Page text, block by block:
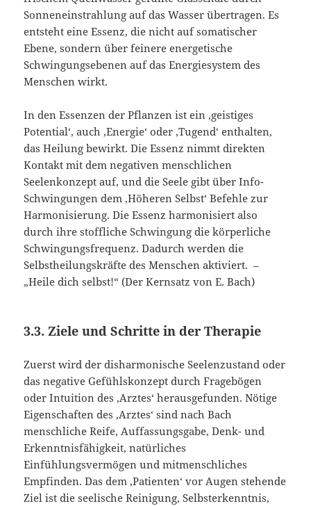
Sonneneinstrahlung auf das Wasser übertragen. Es
entsteht eine Essenz, die nicht auf somatischer
Ebene, sondern über feinere energetische
Schwingungsebenen auf das Energiesystem des
Menschen wirkt.
In den Essenzen der Pflanzen ist ein ‚geistiges
Potential‘, auch ‚Energie‘ oder ‚Tugend‘ enthalten,
das Heilung bewirkt. Die Essenz nimmt direkten
Kontakt mit dem negativen menschlichen
Seelenkonzept auf, und die Seele gibt über Info-
Schwingungen dem ‚Höheren Selbst‘ Befehle zur
Harmonisierung. Die Essenz harmonisiert also
durch ihre stoffliche Schwingung die körperliche
Schwingungsfrequenz. Dadurch werden die
Selbstheilungskräfte des Menschen aktiviert. –
„Heile dich selbst!“ (Der Kernsatz von E. Bach)
3.3. Ziele und Schritte in der Therapie
Zuerst wird der disharmonische Seelenzustand oder
das negative Gefühlskonzept durch Fragebögen
oder Intuition des ‚Arztes‘ herausgefunden. Nötige
Eigenschaften des ‚Arztes‘ sind nach Bach
menschliche Reife, Auffassungsgabe, Denk- und
Erkenntnisfähigkeit, natürliches
Einfühlungsvermögen und mitmenschliches
Empfinden. Das dem ‚Patienten‘ vor Augen stehende
Ziel ist die seelische Reinigung, Selbsterkenntnis,